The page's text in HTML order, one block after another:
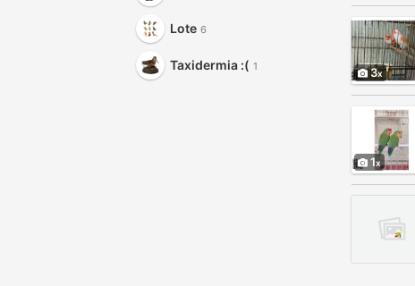
Lote 6
Taxidermia :( 1 3
1